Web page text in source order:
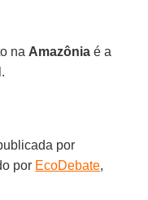
na Amazônia é a
por
por EcoDebate,